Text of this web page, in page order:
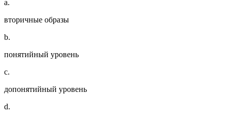
a.
вторичные образы
b.
понятийный уровень
c.
допонятийный уровень
d.